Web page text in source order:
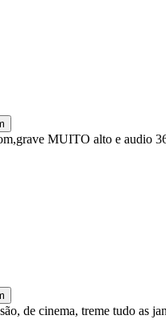
MUITO alto e audio
de cinema, treme tudo as